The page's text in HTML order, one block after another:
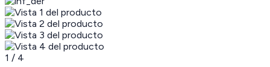
1 / 4